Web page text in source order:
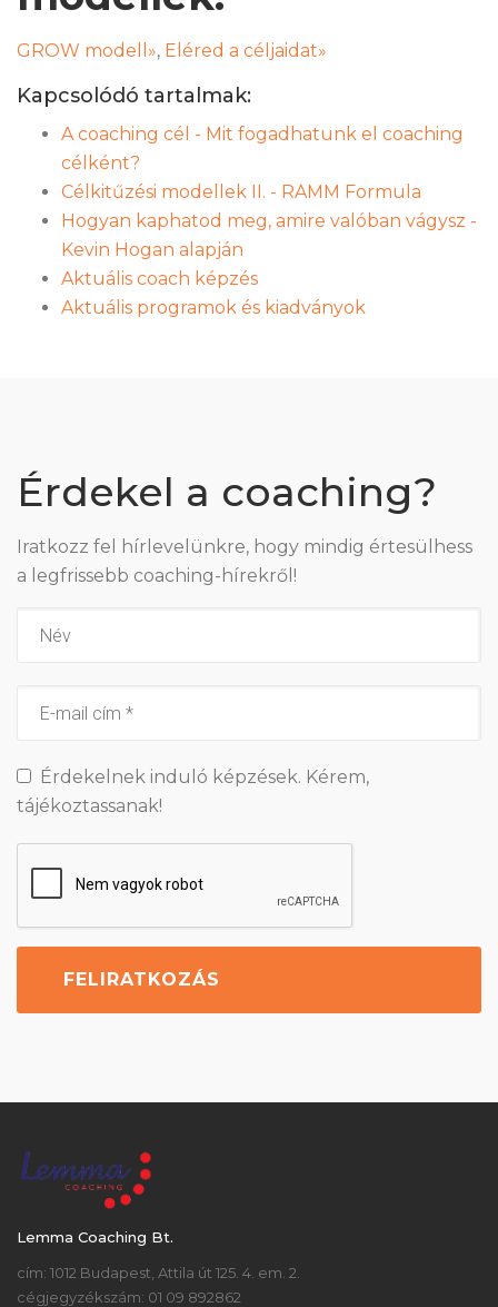
GROW modell», Eléred a céljaidat»
Kapcsolódó tartalmak:
A coaching cél - Mit fogadhatunk el coaching
célként?
Célkitűzési modellek II. - RAMM Formula
Hogyan kaphatod meg, amire valóban vágysz -
Kevin Hogan alapján
Aktuális coach képzés
Aktuális programok és kiadványok
Érdekel a coaching?
Iratkozz fel hírlevelünkre, hogy mindig értesülhess
a legfrissebb coaching-hírekről!
Érdekelnek induló képzések. Kérem,
tájékoztassanak!
Lemma Coaching Bt.
cím: 1012 Budapest, Attila út 125. 4. em. 2.
cégjegyzékszám: 01 09 892862